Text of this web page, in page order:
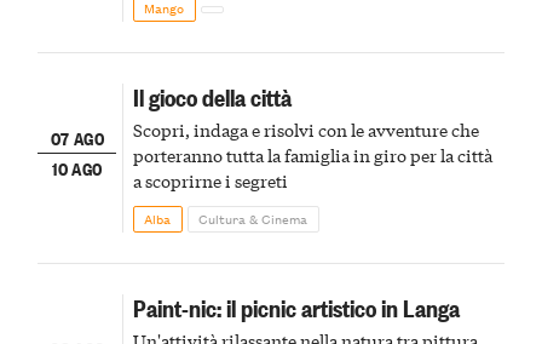
Mango
07 AGO
10 AGO
Il gioco della città
Scopri, indaga e risolvi con le avventure che
porteranno tutta la famiglia in giro per la città
a scoprirne i segreti
Alba Cultura & Cinema
Paint-nic: il picnic artistico in Langa